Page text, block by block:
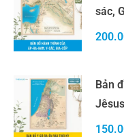
sác,
Bản